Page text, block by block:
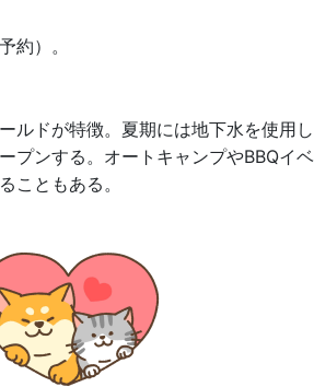
約）。
ルドが特徴。夏期には地下水を使用し
プンする。オートキャンプやBBQイベ
こともある。